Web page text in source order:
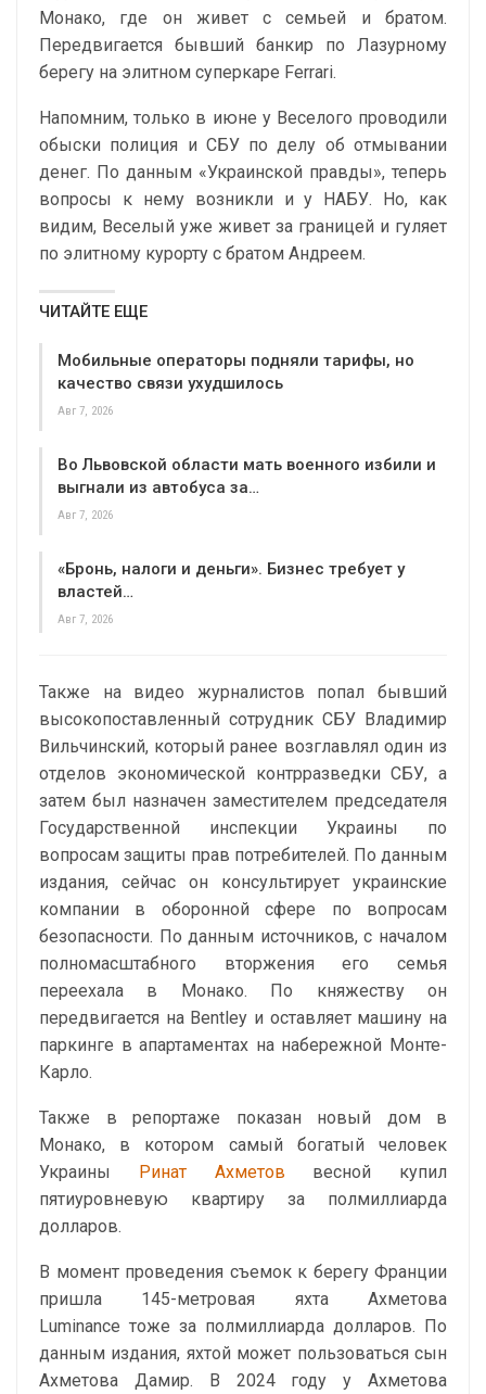
Монако, где он живет с семьей и братом.
Передвигается бывший банкир по Лазурному
берегу на элитном суперкаре Ferrari.
Напомним, только в июне у Веселого проводили
обыски полиция и СБУ по делу об отмывании
денег. По данным «Украинской правды», теперь
вопросы к нему возникли и у НАБУ. Но, как
видим, Веселый уже живет за границей и гуляет
по элитному курорту с братом Андреем.
ЧИТАЙТЕ ЕЩЕ
Мобильные операторы подняли тарифы, но
качество связи ухудшилось
Авг 7, 2026
Во Львовской области мать военного избили и
выгнали из автобуса за…
Авг 7, 2026
«Бронь, налоги и деньги». Бизнес требует у
властей…
Авг 7, 2026
Также на видео журналистов попал бывший
высокопоставленный сотрудник СБУ Владимир
Вильчинский, который ранее возглавлял один из
отделов экономической контрразведки СБУ, а
затем был назначен заместителем председателя
Государственной инспекции Украины по
вопросам защиты прав потребителей. По данным
издания, сейчас он консультирует украинские
компании в оборонной сфере по вопросам
безопасности. По данным источников, с началом
полномасштабного вторжения его семья
переехала в Монако. По княжеству он
передвигается на Bentley и оставляет машину на
паркинге в апартаментах на набережной Монте-
Карло.
Также в репортаже показан новый дом в
Монако, в котором самый богатый человек
Украины Ринат Ахметов весной купил
пятиуровневую квартиру за полмиллиарда
долларов.
В момент проведения съемок к берегу Франции
пришла 145-метровая яхта Ахметова
Luminance тоже за полмиллиарда долларов. По
данным издания, яхтой может пользоваться сын
Ахметова Дамир. В 2024 году у Ахметова